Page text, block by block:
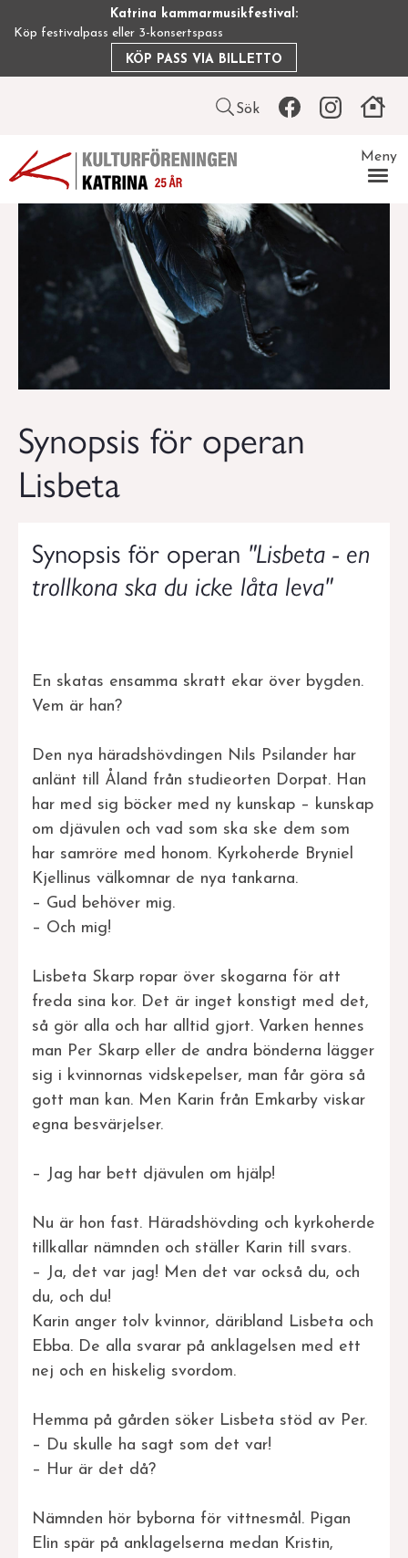
till
Katrina kammarmusikfestival:
Köp festivalpass eller 3-konsertspass
KÖP PASS VIA BILLETTO
Leaderboard
Sök
Meny
Synopsis för operan
Lisbeta
Synopsis för operan "Lisbeta - en
trollkona ska du icke låta leva"
En skatas ensamma skratt ekar över bygden.
Vem är han?
Den nya häradshövdingen Nils Psilander har
anlänt till Åland från studieorten Dorpat. Han
har med sig böcker med ny kunskap – kunskap
om djävulen och vad som ska ske dem som
har samröre med honom. Kyrkoherde Bryniel
Kjellinus välkomnar de nya tankarna.
– Gud behöver mig.
– Och mig!
Lisbeta Skarp ropar över skogarna för att
freda sina kor. Det är inget konstigt med det,
så gör alla och har alltid gjort. Varken hennes
man Per Skarp eller de andra bönderna lägger
sig i kvinnornas vidskepelser, man får göra så
gott man kan. Men Karin från Emkarby viskar
egna besvärjelser.
– Jag har bett djävulen om hjälp!
Nu är hon fast. Häradshövding och kyrkoherde
tillkallar nämnden och ställer Karin till svars.
– Ja, det var jag! Men det var också du, och
du, och du!
Karin anger tolv kvinnor, däribland Lisbeta och
Ebba. De alla svarar på anklagelsen med ett
nej och en hiskelig svordom.
Hemma på gården söker Lisbeta stöd av Per.
– Du skulle ha sagt som det var!
– Hur är det då?
Nämnden hör byborna för vittnesmål. Pigan
Elin spär på anklagelserna medan Kristin,